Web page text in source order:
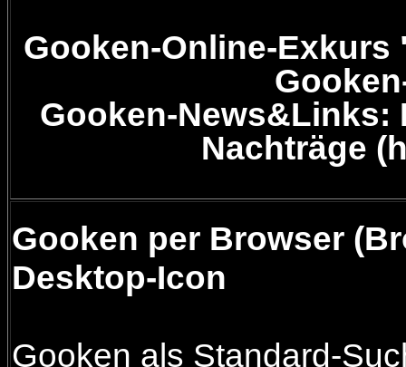
Gooken-Online-Exkurs
Gooken-News&Links:
Nachträge
Gooken per Browser
Desktop-Icon
Gooken als Standard-